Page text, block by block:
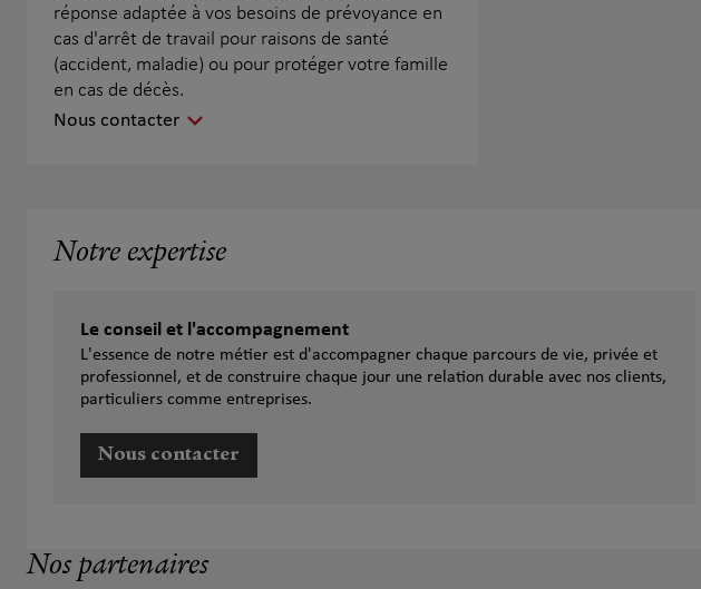
réponse adaptée à vos besoins de prévoyance en
cas d'arrêt de travail pour raisons de santé
(accident, maladie) ou pour protéger votre famille
en cas de décès.
Nous contacter
Notre expertise
Le conseil et l'accompagnement
L'essence de notre métier est d'accompagner chaque parcours de vie, privée et
professionnel, et de construire chaque jour une relation durable avec nos clients,
particuliers comme entreprises.
Nous contacter
Nos partenaires